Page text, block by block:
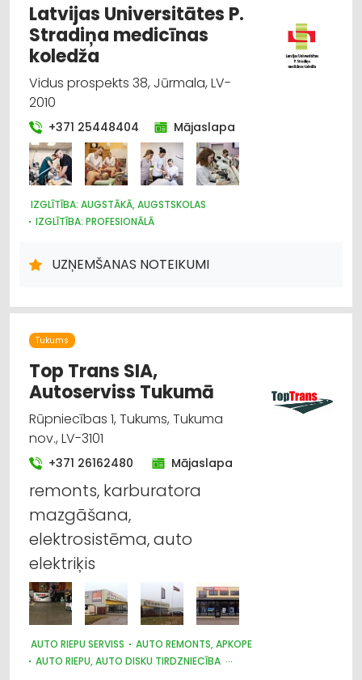
Latvijas Universitātes P.
Stradiņa medicīnas
koledža
Vidus prospekts 38, Jūrmala, LV-
2010
+371 25448404 Mājaslapa
IZGLĪTĪBA: AUGSTĀKĀ, AUGSTSKOLAS
IZGLĪTĪBA: PROFESIONĀLĀ
UZŅEMŠANAS NOTEIKUMI
Tukums
Top Trans SIA,
Autoserviss Tukumā
Rūpniecības 1, Tukums, Tukuma
nov., LV-3101
+371 26162480 Mājaslapa
remonts, karburatora
mazgāšana,
elektrosistēma, auto
elektriķis
AUTO RIEPU SERVISS
AUTO REMONTS, APKOPE
AUTO RIEPU, AUTO DISKU TIRDZNIECĪBA